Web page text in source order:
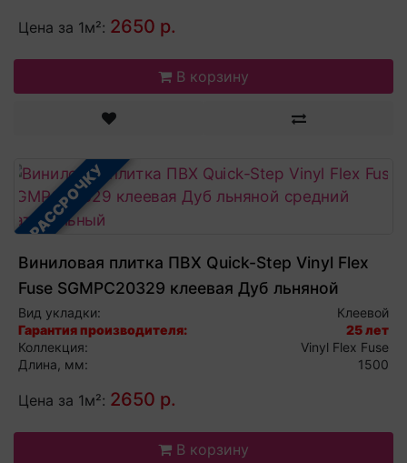
Цена за 1м²: 2650 р.
В корзину
В РАССРОЧКУ
Виниловая плитка ПВХ Quick-Step Vinyl Flex
Fuse SGMPC20329 клеевая Дуб льняной
средний натуральный
Вид укладки:
Клеевой
Гарантия производителя:
25 лет
Коллекция:
Vinyl Flex Fuse
Длина, мм:
1500
Цена за 1м²: 2650 р.
В корзину